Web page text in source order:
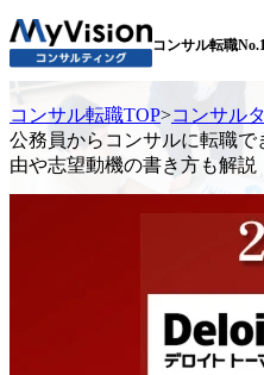
コンサル転職
コンサル転職TOP>コンサル
公務員からコンサルに転職
由や志望動機の書き方も解説